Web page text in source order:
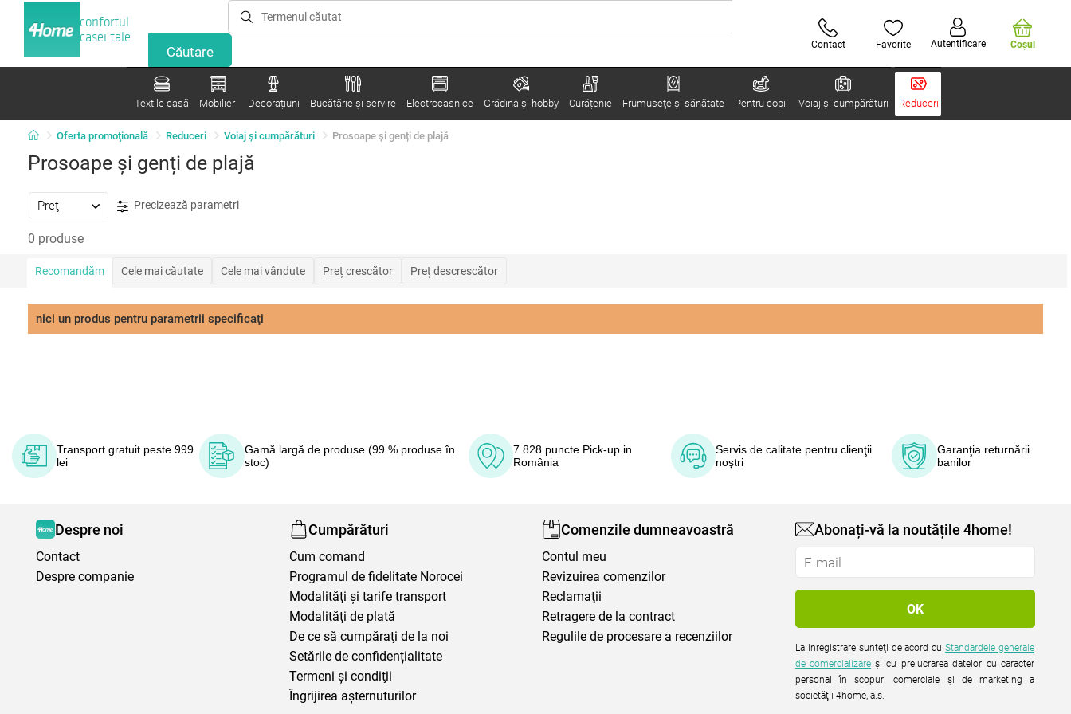
confortul
casei tale
Contact Favorite Autentificare Coşul
Textile casă Mobilier Decorațiuni Bucătărie și servire Electrocasnice Grădina şi hobby Curățenie Frumuseţe şi sănătate Pentru copii Voiaj și cumpărături Reduceri
Oferta promoţională Reduceri Voiaj și cumpărături Prosoape și genți de plajă
Prosoape și genți de plajă
Preţ Precizează parametri
0 produse
Recomandăm Cele mai căutate Cele mai vândute Preț crescător Preț descrescător
nici un produs pentru parametrii specificaţi
Transport gratuit peste 999
lei
Gamă largă de produse (99 % produse în
stoc)
7 828 puncte Pick-up in
România
Servis de calitate pentru clienţii
noştri
Garanţia returnării
banilor
Despre noi
Contact
Despre companie
Cumpărături
Cum comand
Programul de fidelitate Norocei
Modalităţi şi tarife transport
Modalităţi de plată
De ce să cumpăraţi de la noi
Setările de confidențialitate
Termeni şi condiţii
Îngrijirea așternuturilor
Comenzile dumneavoastră
Contul meu
Revizuirea comenzilor
Reclamaţii
Retragere de la contract
Regulile de procesare a recenziilor
Abonați-vă la noutățile 4home!
La inregistrare sunteţi de acord cuStandardele generale
de comercializare şi cu prelucrarea datelor cu caracter
personal în scopuri comerciale şi de marketing a
societăţii 4home, a.s.